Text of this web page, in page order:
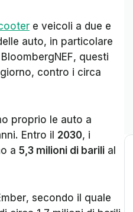
e veicoli a due e
auto, in particolare
BloombergNEF, questi
contro i circa
proprio le auto a
Entro il 2030, i
a 5,3 milioni di barili al
, secondo il quale